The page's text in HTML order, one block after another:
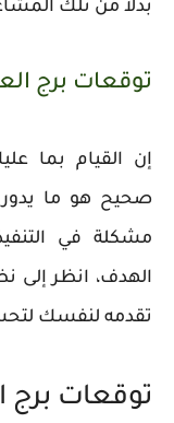
بدلاً من تلك
توقعات برج
إن القيام بما
صحيح هو ما يدور
مشكلة في
الهدف، انظر
تقدمه لنفسك
توقعات برج